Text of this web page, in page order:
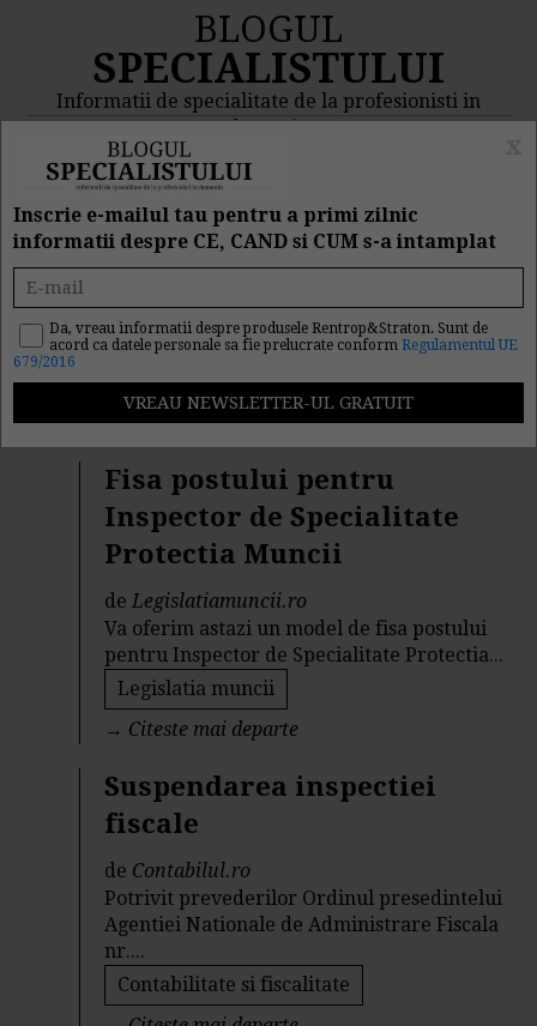
BLOGUL
SPECIALISTULUI
Informatii de specialitate de la profesionisti in
domeniu
MENIU
Rezultat cautare
"cercetari"
Cautarea facuta dupa cuvantul/sirul de cuvinte
cercetari" a returnat 228 articole.
Fisa postului pentru
Inspector de Specialitate
Protectia Muncii
deLegislatiamuncii.ro
Va oferim astazi un model de fisa postului
pentru Inspector de Specialitate Protectia...
Legislatia muncii
→ Citeste mai departe
Suspendarea inspectiei
fiscale
de Contabilul.ro
Potrivit prevederilor Ordinul presedintelui
Agentiei Nationale de Administrare Fiscala
nr....
Contabilitate si fiscalitate
Inscrie e-mailul tau pentru a primi zilnic
informatii despre CE, CAND si CUM s-a intamplat
Da, vreau informatii despre produsele Rentrop&Straton. Sunt de
acord ca datele personale sa fie prelucrate conform Regulamentul UE
679/2016